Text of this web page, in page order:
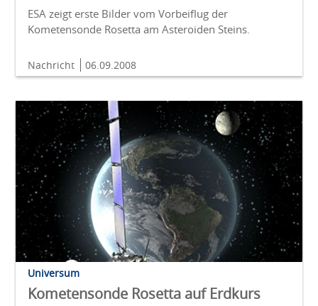
ESA zeigt erste Bilder vom Vorbeiflug der
Kometensonde Rosetta am Asteroiden Steins.
Nachricht 06.09.2008
Universum
Kometensonde Rosetta auf Erdkurs